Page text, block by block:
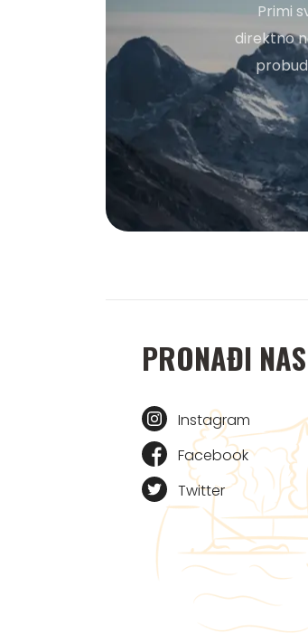
Primi
direktno
PRONAĐI NAS
Instagram
Facebook
Twitter